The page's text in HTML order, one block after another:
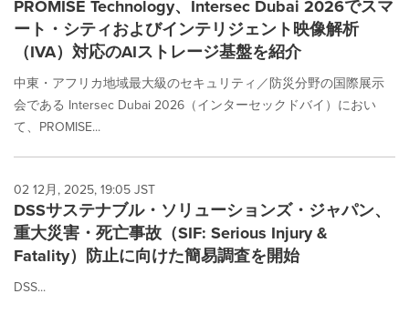
PROMISE Technology、Intersec Dubai 2026でスマ
ート・シティおよびインテリジェント映像解析
（IVA）対応のAIストレージ基盤を紹介
中東・アフリカ地域最大級のセキュリティ／防災分野の国際展示
会である Intersec Dubai 2026（インターセックドバイ）におい
て、PROMISE...
02 12月, 2025, 19:05 JST
DSSサステナブル・ソリューションズ・ジャパン、
重大災害・死亡事故（SIF: Serious Injury &
Fatality）防止に向けた簡易調査を開始
DSS...